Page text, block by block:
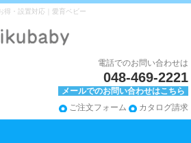
得・設置対応｜愛育ベビー
電話でのお問い合わせは
048-469-2221
メールでのお問い合わせはこちら
ご注文フォーム
カタログ請求